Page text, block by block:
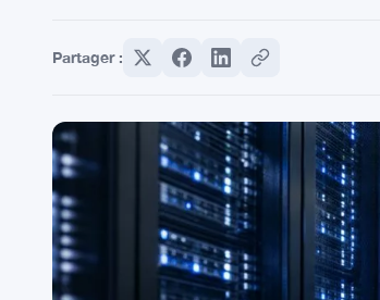
Partager :